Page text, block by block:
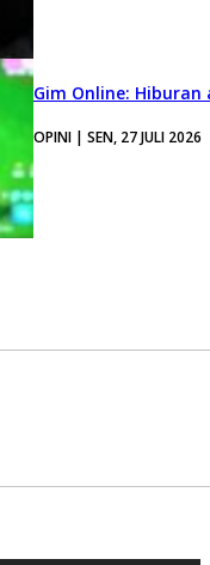
Gim Online:
OPINI | SEN, 27 JULI 2026